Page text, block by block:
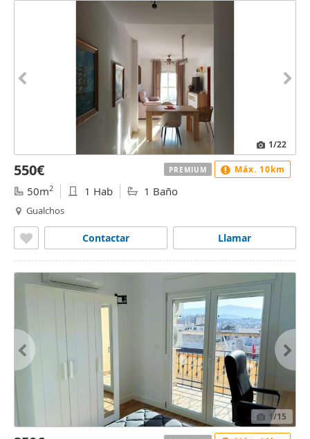
1/22
550€
50m2 1 Hab 1 Baño
Gualchos
Llamar
Contactar
PREMIUM Máx. 10km
1/15